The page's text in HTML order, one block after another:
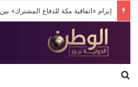
إبرام «اتفاقية مكة للدفاع المشترك» بين 3 دول إسلامية